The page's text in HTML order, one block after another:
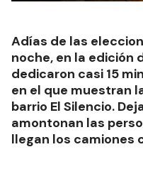
Adías de las
noche, en la edición
dedicaron casi 15
en el que muestran
barrio El Silencio.
amontonan las
llegan los camiones